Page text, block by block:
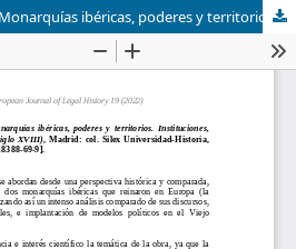
María López Díaz, (ed.), Monarquías ibéricas, poderes y territorios. Instituciones, nobleza y dinámica política (siglo XVIII), Madrid: col. Sílex Universidad-Historia, 2021, 422 pp. [ISBN: 978-84-18388-69-9]